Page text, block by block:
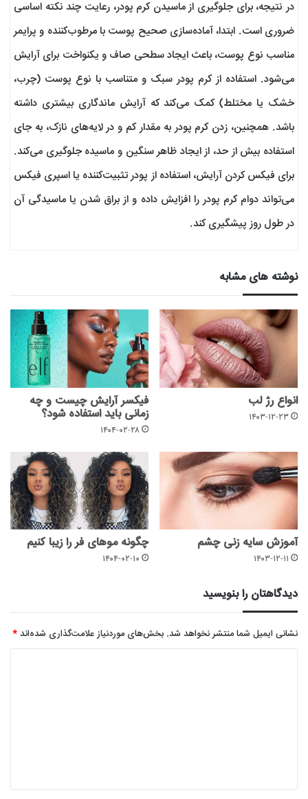
در نتیجه، برای جلوگیری از ماسیدن کرم پودر، رعایت چند نکته اساسی
ضروری است. ابتدا، آماده‌سازی صحیح پوست با مرطوب‌کننده و پرایمر
مناسب نوع پوست، باعث ایجاد سطحی صاف و یکنواخت برای آرایش
می‌شود. استفاده از کرم پودر سبک و متناسب با نوع پوست (چرب،
خشک یا مختلط) کمک می‌کند که آرایش ماندگاری بیشتری داشته
باشد. همچنین، زدن کرم پودر به مقدار کم و در لایه‌های نازک، به جای
استفاده بیش از حد، از ایجاد ظاهر سنگین و ماسیده جلوگیری می‌کند.
برای فیکس کردن آرایش، استفاده از پودر تثبیت‌کننده یا اسپری فیکس
می‌تواند دوام کرم پودر را افزایش داده و از براق شدن یا ماسیدگی آن
در طول روز پیشگیری کند.
نوشته های مشابه
انواع رژ لب
۱۴۰۳-۱۲-۲۳
فیکسر آرایش چیست و چه
زمانی باید استفاده شود؟
۱۴۰۴-۰۲-۲۸
آموزش سایه زنی چشم
۱۴۰۳-۱۲-۱۱
چگونه موهای فر را زیبا کنیم
۱۴۰۴-۰۲-۱۰
دیدگاهتان را بنویسید
نشانی ایمیل شما منتشر نخواهد شد. بخش‌های موردنیاز علامت‌گذاری شده‌اند*